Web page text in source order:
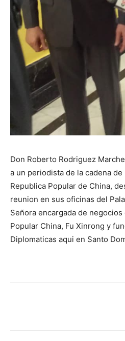
Don Roberto Rodriguez
a un periodista de la cadena
Republica Popular de China,
reunion en sus oficinas del
Señora encargada de negocios
Popular China, Fu Xinrong y
Diplomaticas aqui en Santo